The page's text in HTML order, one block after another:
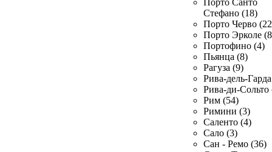
Порто Санто
Стефано (18)
Порто Черво
Порто Эрколе
Портофино (4)
Пьянца (8)
Рагуза (9)
Рива-дель-
Рива-ди-Сольто
Рим (54)
Римини (3)
Саленто (4)
Сало (3)
Сан - Ремо (36)